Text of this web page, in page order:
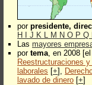
por presidente,
H
J K L M N O P Q
Las mayores
por tema, en 2008
Reestructuraciones
laborales [+],
lavado de dinero [+]